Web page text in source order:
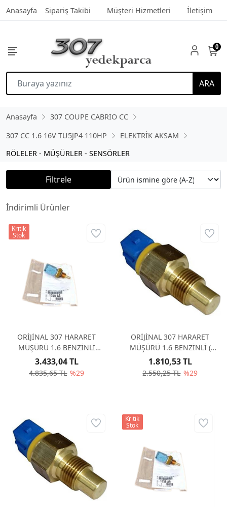
Anasayfa Sipariş Takibi Müşteri Hizmetleri İletişim
ARA
0
Anasayfa
307 COUPE CABRIO CC
307 CC 1.6 16V TU5JP4 110HP
ELEKTRİK AKSAM
RÖLELER - MÜŞÜRLER - SENSÖRLER
Filtrele
İndirimli Ürünler
ORİJİNAL 307 HARARET
MÜŞÜRÜ 1.6 BENZİNLİ
TERMOSTAT KÜTÜK 3 GİRİŞ
MAVİ 1338A6
4.835,65 TL %29
3.433,04 TL
Kritik
Stok
ORİJİNAL 307 HARARET
MÜŞÜRÜ 1.6 BENZİNLİ (
SİLİNDİR KAPAK) 24286
2.550,25 TL %29
1.810,53 TL
Kritik
Stok